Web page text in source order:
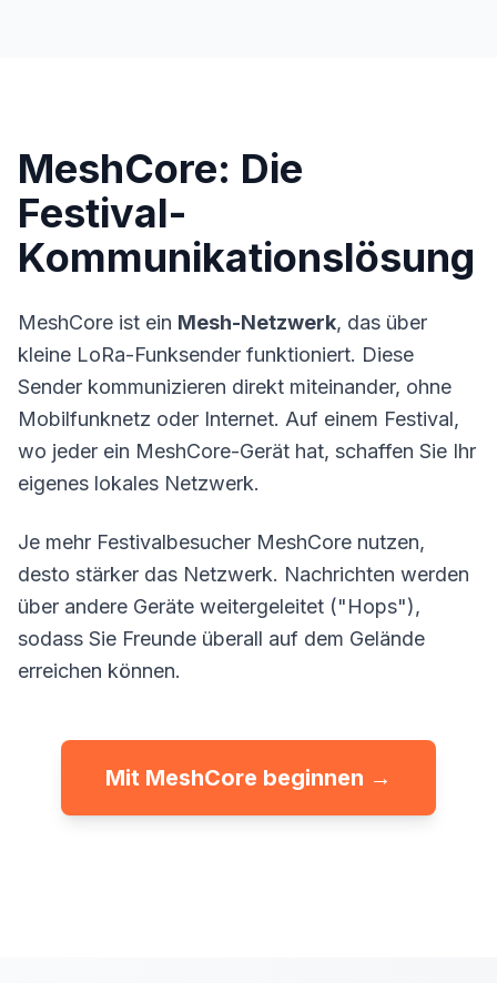
MeshCore: Die
Festival-
Kommunikationslösung
MeshCore ist ein Mesh-Netzwerk, das über
kleine LoRa-Funksender funktioniert. Diese
Sender kommunizieren direkt miteinander, ohne
Mobilfunknetz oder Internet. Auf einem Festival,
wo jeder ein MeshCore-Gerät hat, schaffen Sie Ihr
eigenes lokales Netzwerk.
Je mehr Festivalbesucher MeshCore nutzen,
desto stärker das Netzwerk. Nachrichten werden
über andere Geräte weitergeleitet ("Hops"),
sodass Sie Freunde überall auf dem Gelände
erreichen können.
Mit MeshCore beginnen →